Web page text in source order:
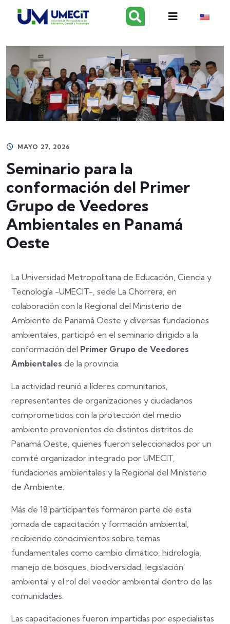
MAYO 27, 2026
Seminario para la
conformación del Primer
Grupo de Veedores
Ambientales en Panamá
Oeste
La Universidad Metropolitana de Educación, Ciencia y
Tecnología -UMECIT-, sede La Chorrera, en
colaboración con la Regional del Ministerio de
Ambiente de Panamá Oeste y diversas fundaciones
ambientales, participó en el seminario dirigido a la
conformación del Primer Grupo de Veedores
Ambientales de la provincia.
La actividad reunió a líderes comunitarios,
representantes de organizaciones y ciudadanos
comprometidos con la protección del medio
ambiente provenientes de distintos distritos de
Panamá Oeste, quienes fueron seleccionados por un
comité organizador integrado por UMECIT,
fundaciones ambientales y la Regional del Ministerio
de Ambiente.
Más de 18 participantes formaron parte de esta
jornada de capacitación y formación ambiental,
recibiendo conocimientos sobre temas
fundamentales como cambio climático, hidrología,
manejo de bosques, biodiversidad, legislación
ambiental y el rol del veedor ambiental dentro de las
comunidades.
Las capacitaciones fueron impartidas por especialistas